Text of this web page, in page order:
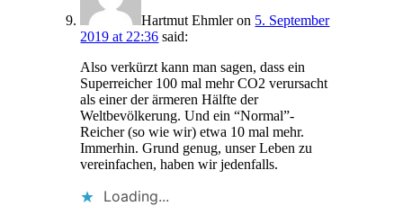
Hartmut Ehmleron 5. September
2019 at 22:36 said:
Also verkürzt kann man sagen, dass ein
Superreicher 100 mal mehr CO2 verursacht
als einer der ärmeren Hälfte der
Weltbevölkerung. Und ein “Normal”-
Reicher (so wie wir) etwa 10 mal mehr.
Immerhin. Grund genug, unser Leben zu
vereinfachen, haben wir jedenfalls.
Loading...